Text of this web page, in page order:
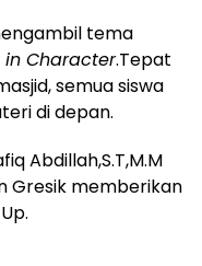
tema
in Character.Tepat
semua siswa
di depan.
Abdillah,S.T,M.M
Gresik memberikan